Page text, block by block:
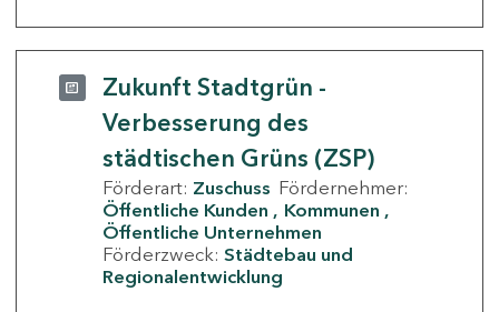
Zukunft Stadtgrün -
Verbesserung des
städtischen Grüns (ZSP)
Förderart: Zuschuss Fördernehmer:
Öffentliche Kunden
Kommunen
Öffentliche Unternehmen
Förderzweck: Städtebau und
Regionalentwicklung